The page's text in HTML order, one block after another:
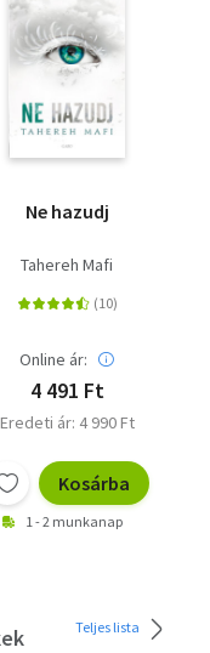
Ne hazudj
Tahereh Mafi
Online ár:
4 491 Ft
Eredeti ár: 4 990 Ft
Kosárba
1 - 2 munkanap
Teljes lista